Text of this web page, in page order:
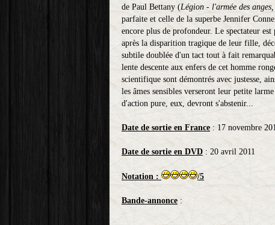
de Paul Bettany (Légion - l'armée des
parfaite et celle de la superbe Jennifer
encore plus de profondeur. Le spectateur
après la disparition tragique de leur fille,
subtile doublée d'un tact tout à fait
lente descente aux enfers de cet homme
scientifique sont démontrés avec justesse,
les âmes sensibles verseront leur petite
d'action pure, eux, devront s'abstenir...
Date de sortie en France : 17 novembre
Date de sortie en DVD : 20 avril 2011
Notation : /5
Bande-annonce :